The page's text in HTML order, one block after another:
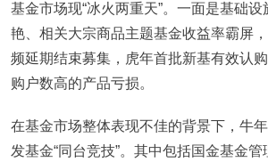
基金市场现“冰火两重天”。一面是基础
艳、相关大宗商品主题基金收益率霸屏
频延期结束募集，虎年首批新基有效认
购户数高的产品亏损。
在基金市场整体表现不佳的背景下，牛
发基金“同台竞技”。其中包括国金基金